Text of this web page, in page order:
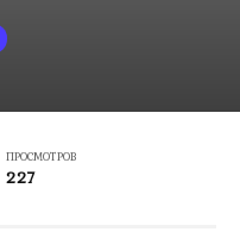
ПРОСМОТРОВ
227